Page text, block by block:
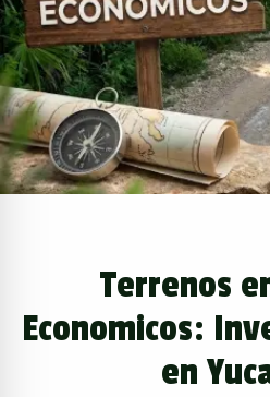
Terrenos
Economicos:
en